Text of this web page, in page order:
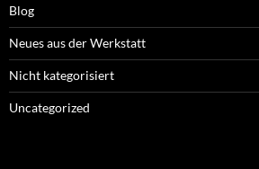
Blog
Neues aus der Werkstatt
Nicht kategorisiert
Uncategorized